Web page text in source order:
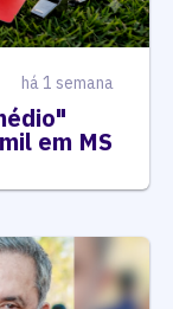
há 1 semana
em MS